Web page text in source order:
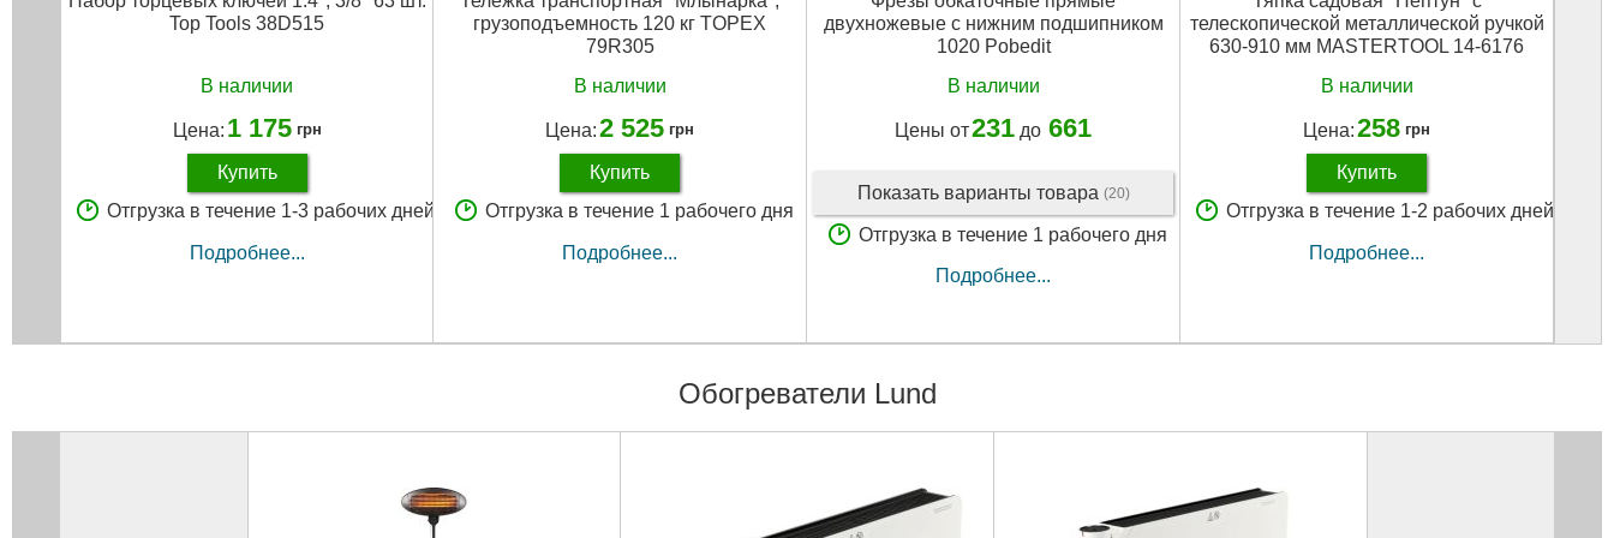
Top Tools 38D515
В наличии
Цена: 1 175 грн
Купить
Отгрузка в течение 1-3 рабочих дней
Подробнее...
грузоподъемность 120 кг TOPEX
79R305
В наличии
Цена:2 525 грн
Купить
Отгрузка в течение 1 рабочего дня
Подробнее...
двухножевые с нижним подшипником
1020 Pobedit
В наличии
Цены от231 до 661
Показать варианты товара (20)
Отгрузка в течение 1 рабочего дня
Подробнее...
телескопической металлической ручкой
630-910 мм MASTERTOOL 14-6176
В наличии
Цена:258 грн
Купить
Отгрузка в течение 1-2 рабочих дней
Подробнее...
Обогреватели Lund